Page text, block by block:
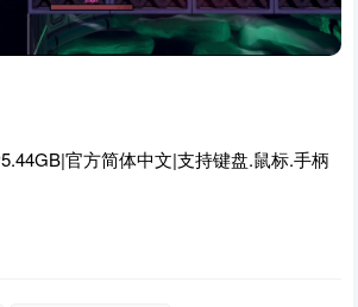
官方简体中文|支持键盘.鼠标.手柄